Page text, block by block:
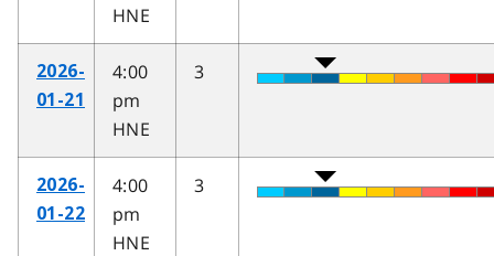
HNE
2026-
01-21
4:00
pm
HNE
3
2026-
01-22
4:00
pm
HNE
3